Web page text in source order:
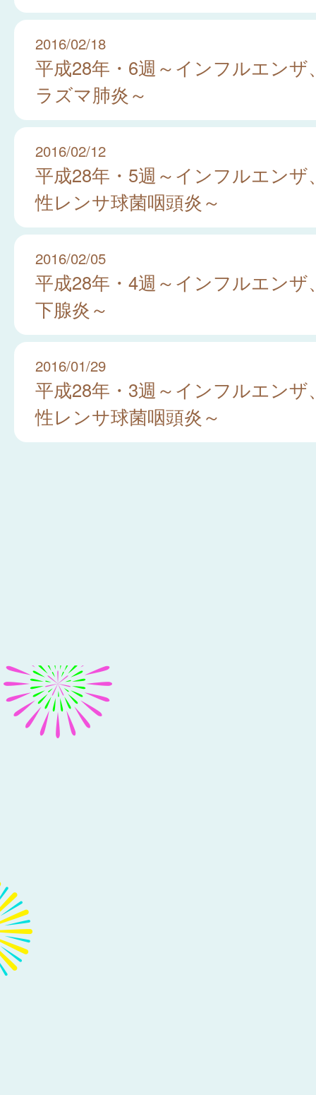
2016/02/18
平成28年・6週～インフルエン
ラズマ肺炎～
2016/02/12
平成28年・5週～インフルエンザ
性レンサ球菌咽頭炎～
2016/02/05
平成28年・4週～インフルエンザ
下腺炎～
2016/01/29
平成28年・3週～インフルエンザ
性レンサ球菌咽頭炎～